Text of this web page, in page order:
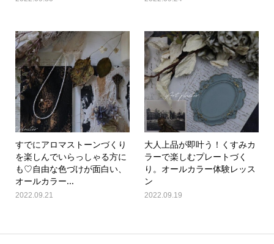
すでにアロマストーンづくり
を楽しんでいらっしゃる方に
も♡自由な色づけが面白い、
オールカラー...
2022.09.21
大人上品が即叶う！くすみカ
ラーで楽しむプレートづく
り。オールカラー体験レッス
ン
2022.09.19